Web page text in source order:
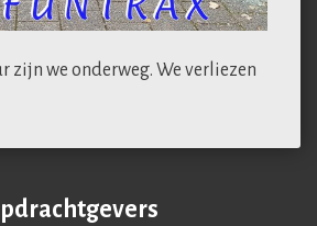
zijn we onderweg. We verliezen